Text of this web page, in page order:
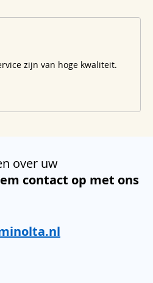
zijn van hoge kwaliteit.
over uw
contact op met ons